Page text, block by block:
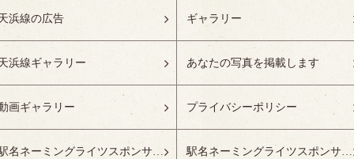
浜線の広告 ギャラリー
浜線ギャラリー あなたの写真を掲載します
画ギャラリー プライバシーポリシー
駅名ネーミングライツスポンサーの募集開始 駅名ネーミングライツスポンサー紹介